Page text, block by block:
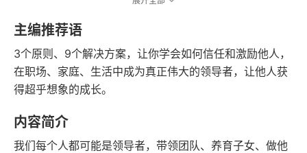
197千字
字数
2023-04-01
发行日期
主编推荐语
3个原则、9个解决方案，让你学会如何信任和激励他人，
在职场、家庭、生活中成为真正伟大的领导者，让他人获
得超乎想象的成长。
内容简介
我们每个人都可能是领导者，带领团队、养育子女、做他